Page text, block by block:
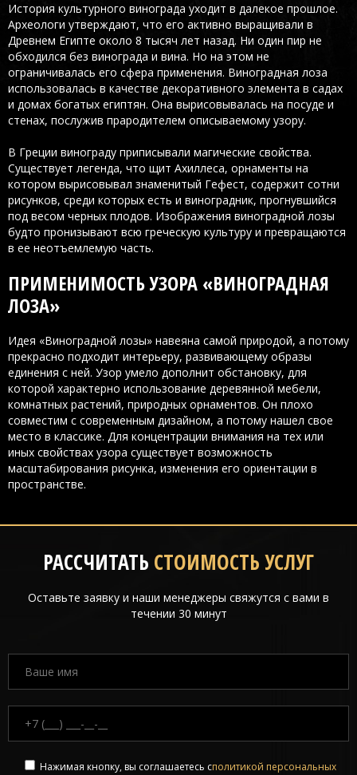
История культурного винограда уходит в далекое прошлое.
Археологи утверждают, что его активно выращивали в
Древнем Египте около 8 тысяч лет назад. Ни один пир не
обходился без винограда и вина. Но на этом не
ограничивалась его сфера применения. Виноградная лоза
использовалась в качестве декоративного элемента в садах
и домах богатых египтян. Она вырисовывалась на посуде и
стенах, послужив прародителем описываемому узору.
В Греции винограду приписывали магические свойства.
Существует легенда, что щит Ахиллеса, орнаменты на
котором вырисовывал знаменитый Гефест, содержит сотни
рисунков, среди которых есть и виноградник, прогнувшийся
под весом черных плодов. Изображения виноградной лозы
будто пронизывают всю греческую культуру и превращаются
в ее неотъемлемую часть.
ПРИМЕНИМОСТЬ УЗОРА «ВИНОГРАДНАЯ
ЛОЗА»
Идея «Виноградной лозы» навеяна самой природой, а потому
прекрасно подходит интерьеру, развивающему образы
единения с ней. Узор умело дополнит обстановку, для
которой характерно использование деревянной мебели,
комнатных растений, природных орнаментов. Он плохо
совместим с современным дизайном, а потому нашел свое
место в классике. Для концентрации внимания на тех или
иных свойствах узора существует возможность
масштабирования рисунка, изменения его ориентации в
пространстве.
РАССЧИТАТЬ СТОИМОСТЬ УСЛУГ
Оставьте заявку и наши менеджеры свяжутся с вами в
течении 30 минут
Нажимая кнопку, вы соглашаетесь сполитикой персональных